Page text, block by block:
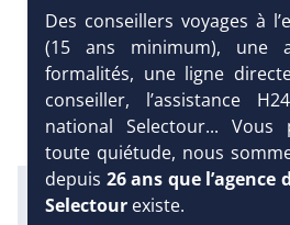
Infos météo :
31 °C
13 mm
Des conseillers voyages à
(15 ans minimum), une
formalités, une ligne
conseiller, l’assistance
national Selectour... Vous
toute quiétude, nous
depuis 26 ans que l’agence
Selectour existe.